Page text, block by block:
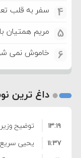
4 سفر به قلب تعزیه
5 مریم همتیان
6 خاموش نمی
داغ ترین
توضیح وزیر
شوراها
۱۳:۱۹
یحیی سریع:
۱۱:۳۷